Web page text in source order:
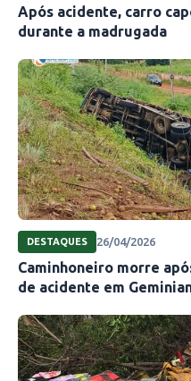
Após acidente, carro
durante a madrugada
DESTAQUES 26/04/2026
Caminhoneiro morre
de acidente em